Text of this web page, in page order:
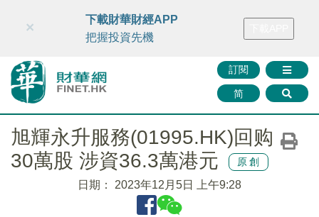
財華智庫網 FINTV FINMETA 財華證券 媒體矩陣
訂閱
简
×
下載財華財經APP
把握投資先機
旭輝永升服務(01995.HK)回购
30萬股 涉資36.3萬港元
原創
日期： 2023年12月5日 上午9:28